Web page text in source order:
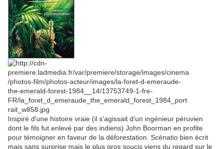
Inspiré d'une histoire vraie (il s'agissait d'un ingénieur péruvien
dont le fils fut enlevé par des indiens) John Boorman en profite
pour témoigner en faveur de la déforestation. Scénatio bien écrit
mais sans surprise mais le plus gros soucis viens du regard sur le